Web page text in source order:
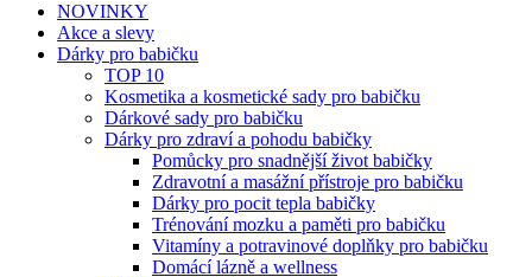
NOVINKY
Akce a slevy
Dárky pro babičku
TOP 10
Kosmetika a kosmetické sady pro babičku
Dárkové sady pro babičku
Dárky pro zdraví a pohodu babičky
Pomůcky pro snadnější život babičky
Zdravotní a masážní přístroje pro babičku
Dárky pro pocit tepla babičky
Trénování mozku a paměti pro babičku
Vitamíny a potravinové doplňky pro babičku
Domácí lázně a wellness